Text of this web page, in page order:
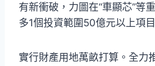
有新衝破，力圖在“車顯芯”等
多1個投資範圍50億元以上項目
實行財產用地萬畝打算。全力